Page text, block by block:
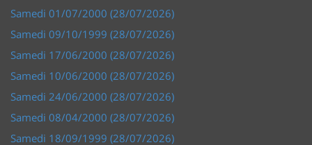
Samedi 01/07/2000 (28/07/2026)
Samedi 09/10/1999 (28/07/2026)
Samedi 17/06/2000 (28/07/2026)
Samedi 10/06/2000 (28/07/2026)
Samedi 24/06/2000 (28/07/2026)
Samedi 08/04/2000 (28/07/2026)
Samedi 18/09/1999 (28/07/2026)